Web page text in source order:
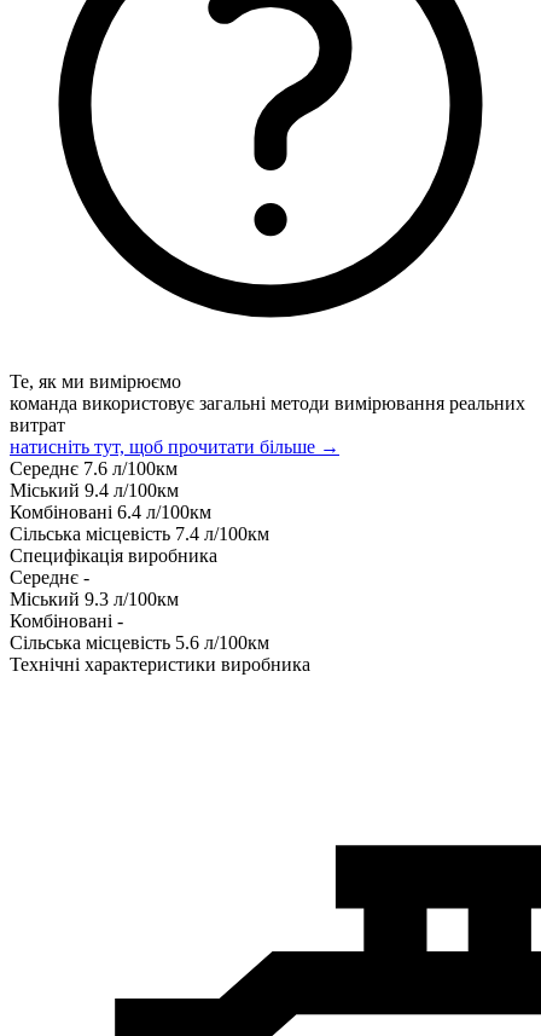
Те, як ми вимірюємо
команда використовує загальні методи вимірювання реальних
витрат
натисніть тут, щоб прочитати більше →
Середнє 7.6 л/100км
Міський 9.4 л/100км
Комбіновані 6.4 л/100км
Сільська місцевість 7.4 л/100км
Специфікація виробника
Середнє -
Міський 9.3 л/100км
Комбіновані -
Сільська місцевість 5.6 л/100км
Технічні характеристики виробника